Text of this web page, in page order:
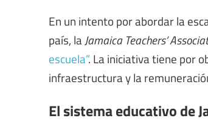
En un intento por abordar la
país, la Jamaica Teachers’
escuela”. La iniciativa tiene por
infraestructura y la
El sistema educativo de